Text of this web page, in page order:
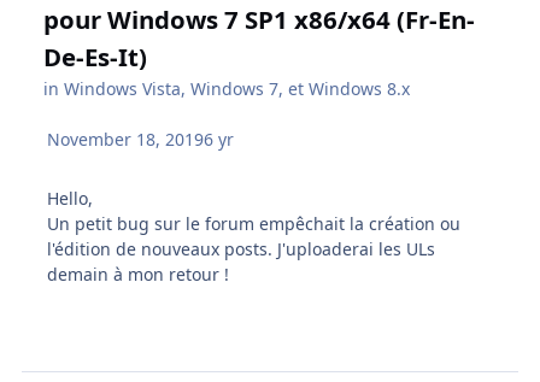
pour Windows 7 SP1 x86/x64 (Fr-En-
De-Es-It)
inWindows Vista, Windows 7, et Windows 8.x
November 18, 20196 yr
Hello,
Un petit bug sur le forum empêchait la création ou
l'édition de nouveaux posts. J'uploaderai les ULs
demain à mon retour !